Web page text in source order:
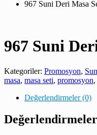
967 Suni Deri Masa
967 Suni
Kategoriler: Promosyon,
masa, masa seti, promosyon,
Değerlendirmeler (0)
Değerlendirmeler